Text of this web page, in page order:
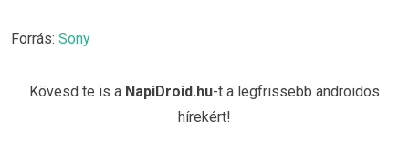
Forrás: Sony
Kövesd te is a NapiDroid.hu-t a legfrissebb androidos
hírekért!